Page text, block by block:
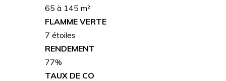
65 à 145 m²
FLAMME VERTE
7 étoiles
RENDEMENT
77%
TAUX DE CO